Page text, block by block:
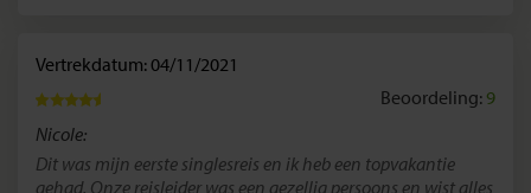
Vertrekdatum: 04/11/2021
Beoordeling: 9
Nicole:
Dit was mijn eerste singlesreis en ik heb een topvakantie
gehad. Onze reisleider was een gezellig persoons en wist alles